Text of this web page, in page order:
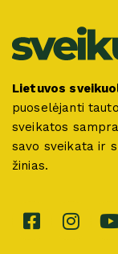
Lietuvos
puoselėjanti
sveikatos
savo sveikata ir
žinias.